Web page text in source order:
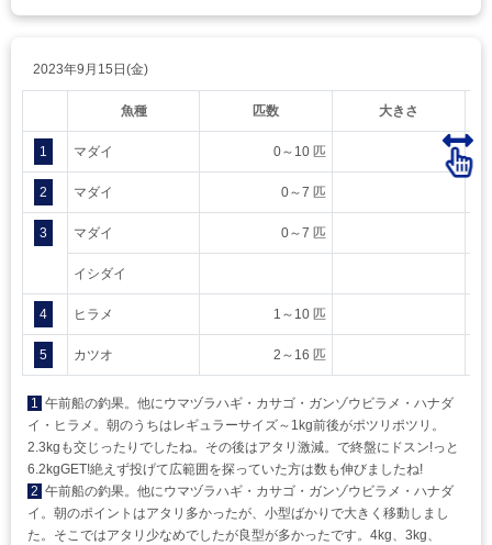
2023年9月15日(金)
魚種 匹数 大きさ
1 マダイ 0～10 匹
2 マダイ 0～7 匹
3 マダイ 0～7 匹
イシダイ
4 ヒラメ 1～10 匹
5 カツオ 2～16 匹
1 午前船の釣果。他にウマヅラハギ・カサゴ・ガンゾウビラメ・ハナダ
イ・ヒラメ。朝のうちはレギュラーサイズ～1kg前後がポツリポツリ。
2.3kgも交じったりでしたね。その後はアタリ激減。で終盤にドスン!っと
6.2kgGET!絶えず投げて広範囲を探っていた方は数も伸びましたね!
2 午前船の釣果。他にウマヅラハギ・カサゴ・ガンゾウビラメ・ハナダ
イ。朝のポイントはアタリ多かったが、小型ばかりで大きく移動しまし
た。そこではアタリ少なめでしたが良型が多かったです。4kg、3kg、